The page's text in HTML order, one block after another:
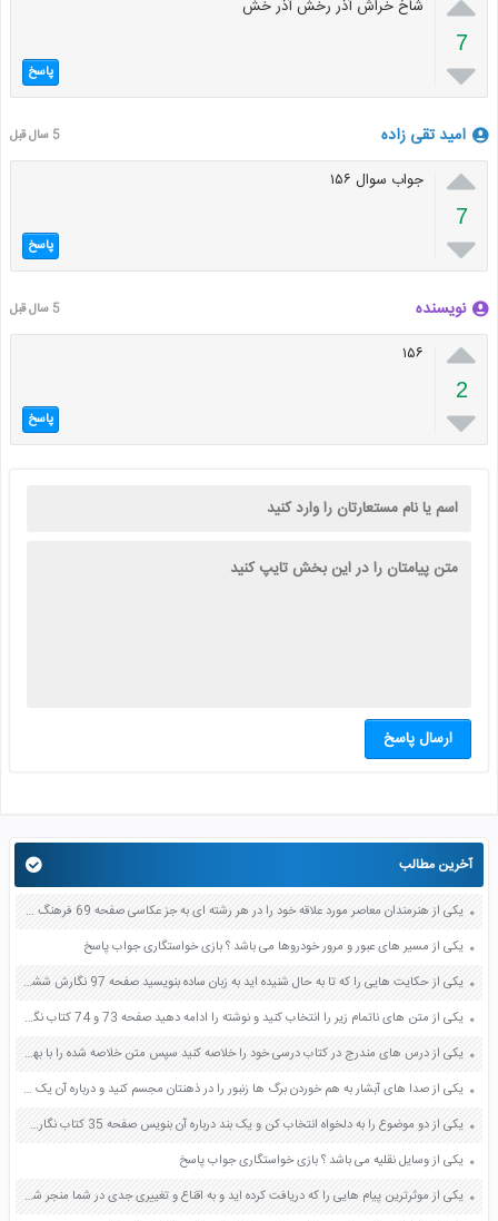
7

شاخ خراش آذر رخش آذر خش
پاسخ
امید تقی زاده 5 سال قبل

7

جواب سوال ۱۵۶
پاسخ
نویسنده 5 سال قبل

2

۱۵۶
پاسخ
ارسال پاسخ
آخرین مطالب
یکی از هنرمندان معاصر مورد علاقه خود را در هر رشته ای به جز عکاسی صفحه 69 فرهنگ و هنر نهم
یکی از مسیر های عبور و مرور خودروها می باشد ؟ بازی خواستگاری جواب پاسخ
یکی از حکایت هایی را که تا به حال شنیده اید به زبان ساده بنویسید صفحه 97 نگارش ششم دبستان
یکی از متن های ناتمام زیر را انتخاب کنید و نوشته را ادامه دهید صفحه 73 و 74 کتاب نگارش فارسی پنجم دبستان
یکی از درس های مندرج در کتاب درسی خود را خلاصه کنید سپس متن خلاصه شده را با بهره گیری از روش های دسته بندی نمودار جدول نقشه مفهومی نشان دهید صفحه 118 نگارش یازدهم
یکی از صدا های آبشار به هم خوردن برگ ها زنبور را در ذهنتان مجسم کنید و درباره آن یک بند بنویسید صفحه 11 نگارش پنجم
یکی از دو موضوع را به دلخواه انتخاب کن و یک بند درباره آن بنویس صفحه 35 کتاب نگارش فارسی سوم
یکی از وسایل نقلیه می باشد ؟ بازی خواستگاری جواب پاسخ
یکی از موثرترین پیام هایی را که دریافت کرده اید و به اقناع و تغییری جدی در شما منجر شده است برسی کنید و علت این تاثیر گذاری قابل توجه را بنویسید صفحه 52 تفکر و سواد رسانه ای دهم